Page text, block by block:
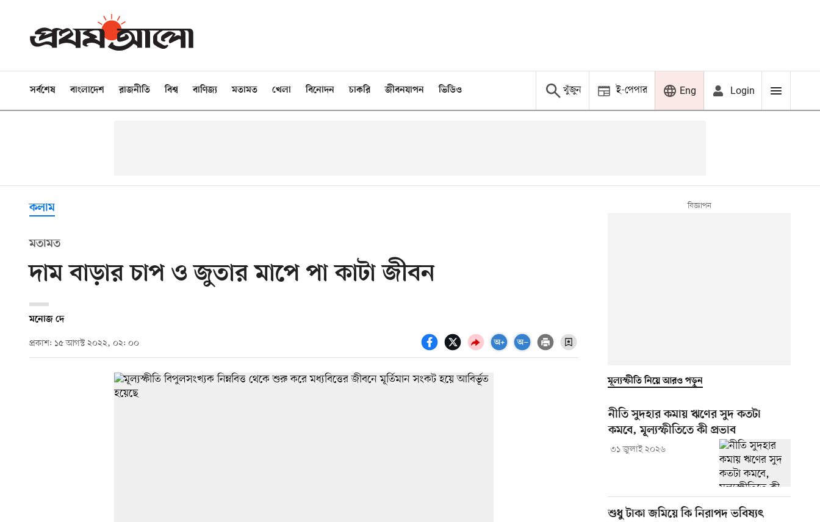
সর্বশেষ বাংলাদেশ রাজনীতি বিশ্ব বাণিজ্য মতামত খেলা বিনোদন চাকরি জীবনযাপন ভিডিও খুঁজুন ই-পেপার Eng Login
কলাম
মতামত
দাম বাড়ার চাপ ও জুতার মাপে পা কাটা জীবন
মনোজ দে
প্রকাশ: ১৫ আগস্ট ২০২২, ০২: ০০
মূল্যস্ফীতি নিয়ে আরও পড়ুন
নীতি সুদহার কমায় ঋণের সুদ কতটা
কমবে, মূল্যস্ফীতিতে কী প্রভাব
৩১ জুলাই ২০২৬
শুধু টাকা জমিয়ে কি নিরাপদ ভবিষ্যৎ